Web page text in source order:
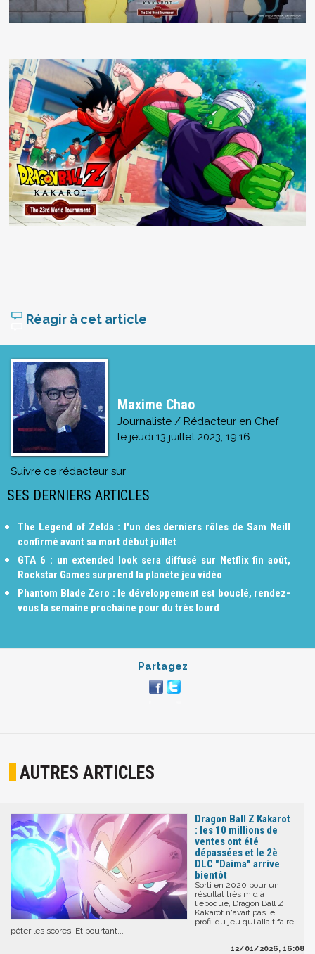
Réagir à cet article
Maxime Chao
Journaliste / Rédacteur en Chef
le jeudi 13 juillet 2023, 19:16
Suivre ce rédacteur sur
SES DERNIERS ARTICLES
The Legend of Zelda : l'un des derniers rôles de Sam Neill
confirmé avant sa mort début juillet
GTA 6 : un extended look sera diffusé sur Netflix fin août,
Rockstar Games surprend la planète jeu vidéo
Phantom Blade Zero : le développement est bouclé, rendez-
vous la semaine prochaine pour du très lourd
Partagez
AUTRES ARTICLES
Dragon Ball Z Kakarot
: les 10 millions de
ventes ont été
dépassées et le 2è
DLC "Daima" arrive
bientôt
Sorti en 2020 pour un
résultat très mid à
l'époque, Dragon Ball Z
Kakarot n'avait pas le
profil du jeu qui allait faire
péter les scores. Et pourtant...
12/01/2026, 16:08